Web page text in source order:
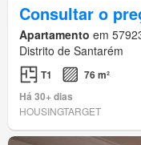
Consultar o
Apartamento em
Distrito de Santarém
T1
76 m²
Há 30+ dias
HOUSINGTARGET